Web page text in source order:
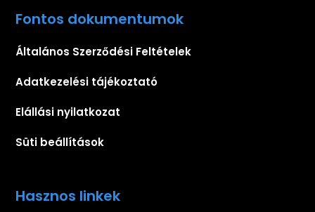
Fontos dokumentumok
Általános Szerződési Feltételek
Adatkezelési tájékoztató
Elállási nyilatkozat
Süti beállítások
Hasznos linkek